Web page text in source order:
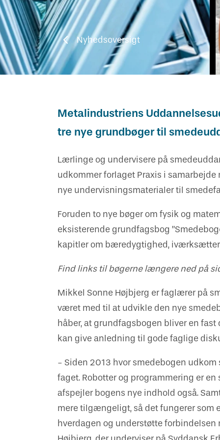
Nyhedsoversigt
Metalindustriens
tre nye grundbøger til
Lærlinge og undervisere på
udkommer forlaget Praxis i
nye undervisningsmaterialer til
Foruden to nye bøger om fysik og
eksisterende grundfagsbog
kapitler om bæredygtighed,
Find links til bøgerne længere ned på
Mikkel Sonne Højbjerg er faglærer på
været med til at udvikle den nye
håber, at grundfagsbogen bliver en
kan give anledning til gode faglige
- Siden 2013 hvor smedebogen
faget. Robotter og programmering er
afspejler bogens nye indhold også.
mere tilgængeligt, så det fungerer som
hverdagen og understøtte
Vejledning om oplæring
Har du kendskab til bekymrende
oplæringsforhold?
Uenighed og tvister
Skuemestre
Rådgivning
Job